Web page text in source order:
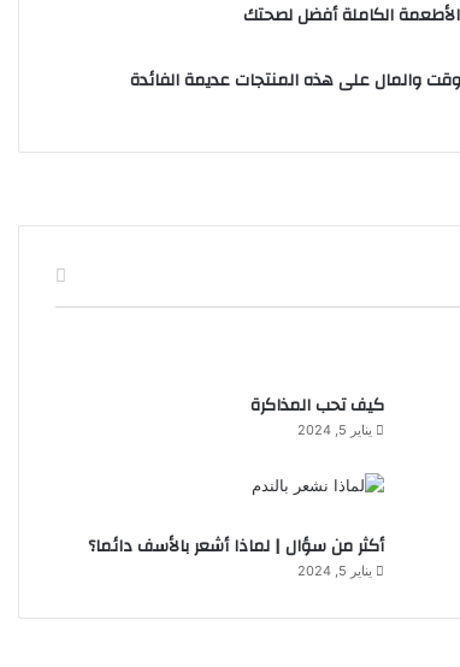
الكاملة أفضل لصحتك
والمال على هذه المنتجات عديمة الفائدة
كيف تحب المذاكرة
يناير 5, 2024
أكثر من سؤال | لماذا أشعر بالأسف دائما؟
يناير 5, 2024